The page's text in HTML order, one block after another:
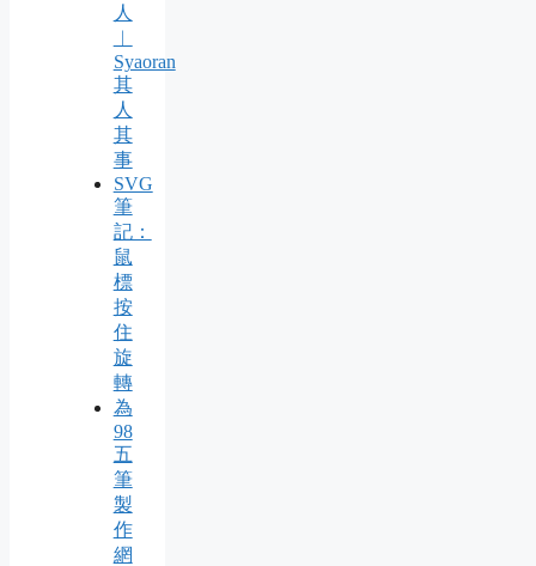
人
︱
Syaoran
其
人
其
事
SVG
筆
記：
鼠
標
按
住
旋
轉
為
98
五
筆
製
作
網